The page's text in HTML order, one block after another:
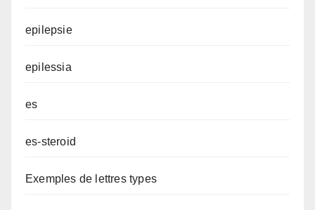
epilepsie
epilessia
es
es-steroid
Exemples de lettres types